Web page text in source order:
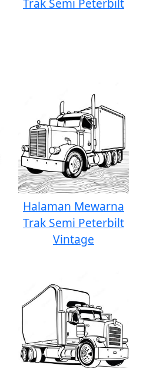
Trak Semi Peterbilt
Halaman Mewarna
Trak Semi Peterbilt
Vintage